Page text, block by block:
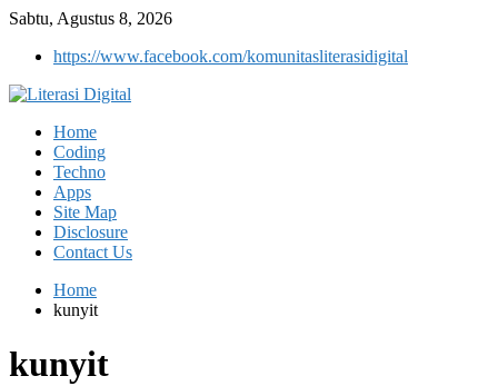
Sabtu, Agustus 8, 2026
https://www.facebook.com/komunitasliterasidigital
Home
Coding
Techno
Apps
Site Map
Disclosure
Contact Us
Home
kunyit
kunyit